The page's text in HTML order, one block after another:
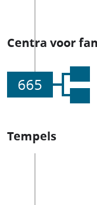
Centra voor
665
Tempels